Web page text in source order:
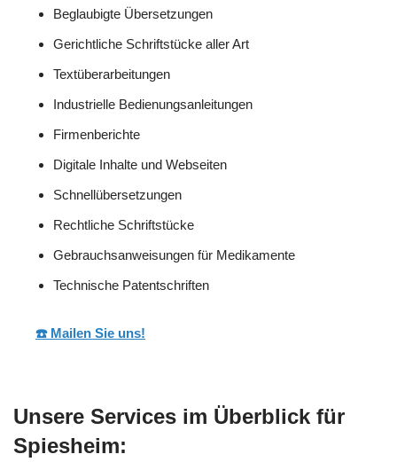
Beglaubigte Übersetzungen
Gerichtliche Schriftstücke aller Art
Textüberarbeitungen
Industrielle Bedienungsanleitungen
Firmenberichte
Digitale Inhalte und Webseiten
Schnellübersetzungen
Rechtliche Schriftstücke
Gebrauchsanweisungen für Medikamente
Technische Patentschriften
☎️ Mailen Sie uns!
Unsere Services im Überblick für
Spiesheim: